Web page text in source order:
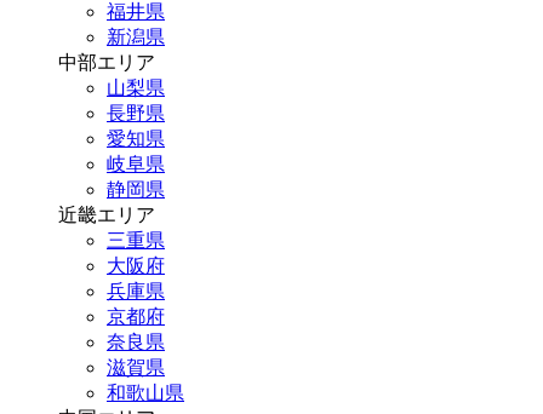
福井県
新潟県
中部エリア
山梨県
長野県
愛知県
岐阜県
静岡県
近畿エリア
三重県
大阪府
兵庫県
京都府
奈良県
滋賀県
和歌山県